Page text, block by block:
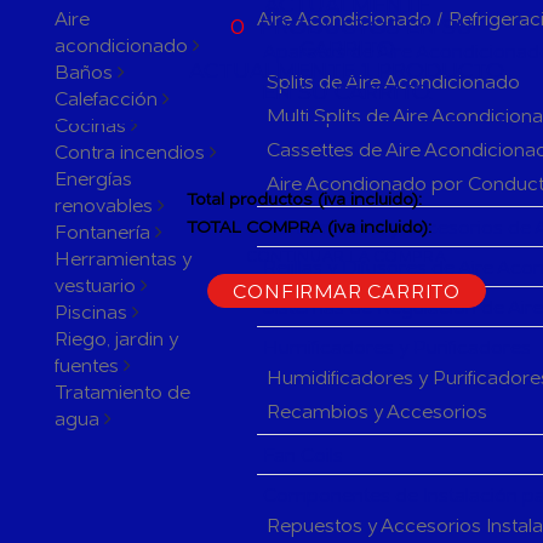
Aire
acondicionado
Baños
Calefacción
Cocinas
Contra incendios
Energías
renovables
Fontanería
Herramientas y
vestuario
Piscinas
Riego, jardin y
fuentes
Tratamiento de
agua
Aire Acondicionado /
Splits de Aire Acondicionado
Multi Splits de Aire
Cassettes de Aire
Aire Acondionado por
Herramientas y accesorios de
Sistemas de Regulación de
Humidificadores y
Recambios y Accesorios
Repuestos y Accesorios
0 PRODUCTOS EN SU
ACTUALMENTE 1 PRODUCTO
EN SU CARRITO.
Total productos (iva incluido):
TOTAL COMPRA (iva incluido):
CONFIRMAR CARRITO